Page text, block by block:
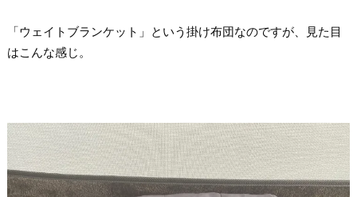
「ウェイトブランケット」という掛け布団なのですが、見た目
はこんな感じ。